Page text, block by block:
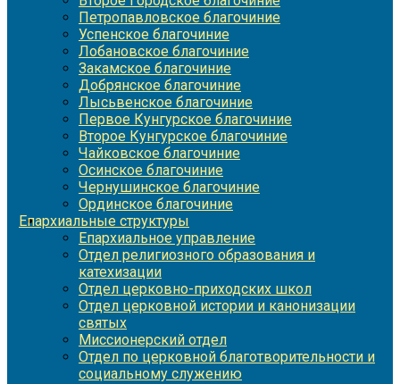
Петропавловское благочиние
Успенское благочиние
Лобановское благочиние
Закамское благочиние
Добрянское благочиние
Лысьвенское благочиние
Первое Кунгурское благочиние
Второе Кунгурское благочиние
Чайковское благочиние
Осинское благочиние
Чернушинское благочиние
Ординское благочиние
Епархиальные структуры
Епархиальное управление
Отдел религиозного образования и
катехизации
Отдел церковно-приходских школ
Отдел церковной истории и канонизации
святых
Миссионерский отдел
Отдел по церковной благотворительности и
социальному служению